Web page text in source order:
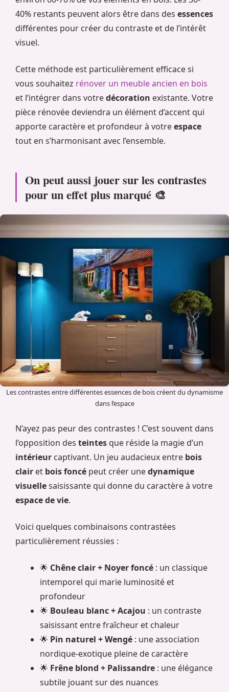
40% restants peuvent alors être dans des essences
différentes pour créer du contraste et de l’intérêt
visuel.
Cette méthode est particulièrement efficace si
vous souhaitez rénover un meuble ancien en bois
et l’intégrer dans votredécoration existante. Votre
pièce rénovée deviendra un élément d’accent qui
apporte caractère et profondeur à votreespace
tout en s’harmonisant avec l’ensemble.
On peut aussi jouer sur les contrastes
pour un effet plus marqué 🎨
Les contrastes entre différentes essences de bois créent du dynamisme
dans l’espace
N’ayez pas peur des contrastes ! C’est souvent dans
l’opposition des teintes que réside la magie d’un
intérieur captivant. Un jeu audacieux entre bois
clair et bois foncé peut créer unedynamique
visuellesaisissante qui donne du caractère à votre
espace de vie.
Voici quelques combinaisons contrastées
particulièrement réussies :
🌟 Chêne clair + Noyer foncé : un classique
intemporel qui marie luminosité et
profondeur
🌟 Bouleau blanc + Acajou : un contraste
saisissant entre fraîcheur et chaleur
🌟 Pin naturel + Wengé : une association
nordique-exotique pleine de caractère
🌟 Frêne blond + Palissandre : une élégance
subtile jouant sur des nuances